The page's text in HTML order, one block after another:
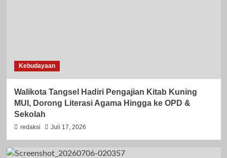
Kebudayaan
Walikota Tangsel Hadiri Pengajian Kitab Kuning
MUI, Dorong Literasi Agama Hingga ke OPD &
Sekolah
redaksi Juli 17, 2026